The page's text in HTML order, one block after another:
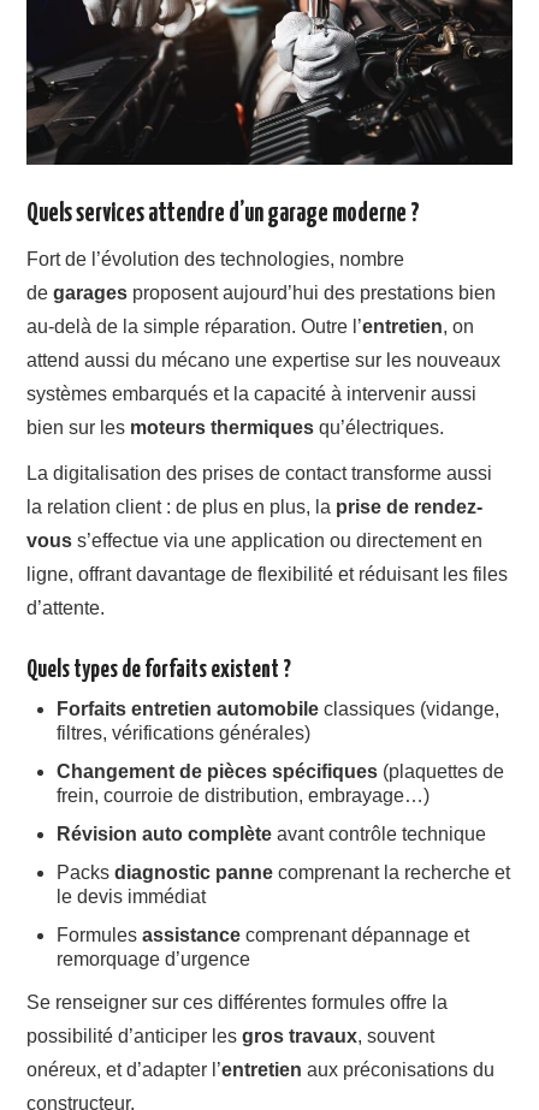
Quels services attendre d’un garage moderne ?
Fort de l’évolution des technologies, nombre
degarages proposent aujourd’hui des prestations bien
au-delà de la simple réparation. Outre l’entretien, on
attend aussi du mécano une expertise sur les nouveaux
systèmes embarqués et la capacité à intervenir aussi
bien sur les moteurs thermiques qu’électriques.
La digitalisation des prises de contact transforme aussi
la relation client : de plus en plus, la prise de rendez-
vous s’effectue via une application ou directement en
ligne, offrant davantage de flexibilité et réduisant les files
d’attente.
Quels types de forfaits existent ?
Forfaits entretien automobile classiques (vidange,
filtres, vérifications générales)
Changement de pièces spécifiques (plaquettes de
frein, courroie de distribution, embrayage…)
Révision auto complète avant contrôle technique
Packsdiagnostic panne comprenant la recherche et
le devis immédiat
Formulesassistance comprenant dépannage et
remorquage d’urgence
Se renseigner sur ces différentes formules offre la
possibilité d’anticiper lesgros travaux, souvent
onéreux, et d’adapter l’entretien aux préconisations du
constructeur.